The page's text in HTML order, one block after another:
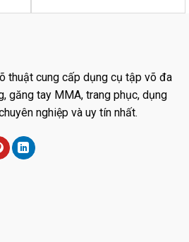
thuật cung cấp dụng cụ tập võ đa
găng tay MMA, trang phục, dụng
nghiệp và uy tín nhất.